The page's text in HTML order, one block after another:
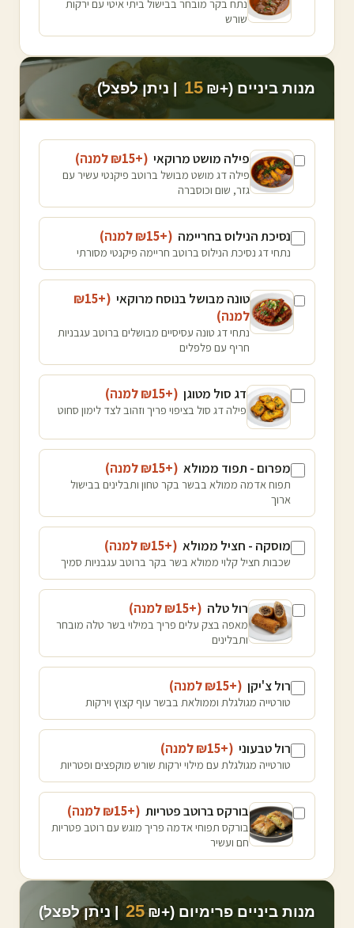
נתח בקר מובחר בבישול ביתי איטי עם ירקות
שורש
מנות ביניים (+₪ 15 | ניתן לפצל)
פילה מושט מרוקאי (+₪
15 למנה)
פילה דג מושט מבושל ברוטב פיקנטי עשיר עם
גזר, שום וכוסברה
נסיכת הנילוס בחריימה (+₪
15 למנה)
נתחי דג נסיכת הנילוס ברוטב חריימה פיקנטי מסורתי
טונה מבושל בנוסח מרוקאי (+₪
15
למנה)
נתחי דג טונה עסיסיים מבושלים ברוטב עגבניות
חריף עם פלפלים
דג סול מטוגן (+₪
15 למנה)
פילה דג סול בציפוי פריך וזהוב לצד לימון סחוט
מפרום - תפוד ממולא (+₪
15 למנה)
תפוח אדמה ממולא בבשר בקר טחון ותבלינים בבישול
ארוך
מוסקה - חציל ממולא (+₪
15 למנה)
שכבות חציל קלוי ממולא בשר בקר ברוטב עגבניות סמיך
רול טלה (+₪
15 למנה)
מאפה בצק עלים פריך במילוי בשר טלה מובחר
ותבלינים
רול צ'יקן (+₪
15 למנה)
טורטייה מגולגלת וממולאת בבשר עוף קצוץ וירקות
רול טבעוני (+₪
15 למנה)
טורטייה מגולגלת עם מילוי ירקות שורש מוקפצים ופטריות
בורקס ברוטב פטריות (+₪
15 למנה)
בורקס תפוחי אדמה פריך מוגש עם רוטב פטריות
חם ועשיר
מנות ביניים פרימיום (+₪ 25 | ניתן לפצל)